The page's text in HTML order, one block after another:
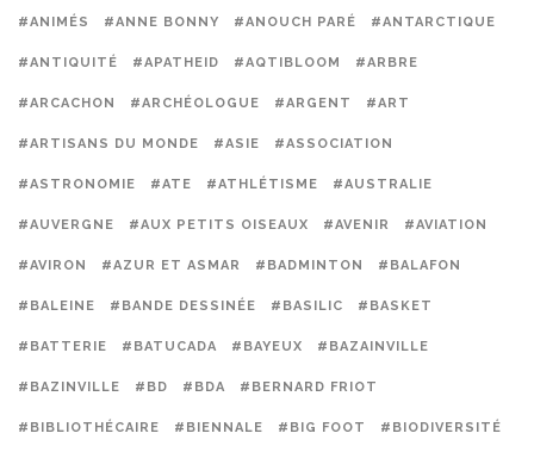
#ANIMÉS #ANNE BONNY #ANOUCH PARÉ #ANTARCTIQUE
#ANTIQUITÉ #APATHEID #AQTIBLOOM #ARBRE
#ARCACHON #ARCHÉOLOGUE #ARGENT #ART
#ARTISANS DU MONDE #ASIE #ASSOCIATION
#ASTRONOMIE #ATE #ATHLÉTISME #AUSTRALIE
#AUVERGNE #AUX PETITS OISEAUX #AVENIR #AVIATION
#AVIRON #AZUR ET ASMAR #BADMINTON #BALAFON
#BALEINE #BANDE DESSINÉE #BASILIC #BASKET
#BATTERIE #BATUCADA #BAYEUX #BAZAINVILLE
#BAZINVILLE #BD #BDA #BERNARD FRIOT
#BIBLIOTHÉCAIRE #BIENNALE #BIG FOOT #BIODIVERSITÉ